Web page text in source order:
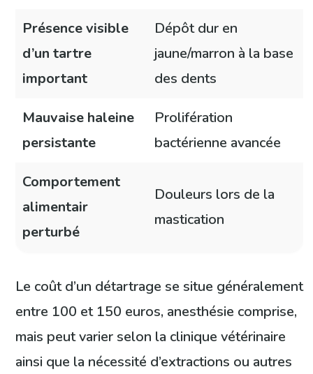
Présence visible
d’un tartre
important
Dépôt dur en
jaune/marron à la base
des dents
Mauvaise haleine
persistante
Prolifération
bactérienne avancée
Comportement
alimentair
perturbé
Douleurs lors de la
mastication
Le coût d’un détartrage se situe généralement
entre 100 et 150 euros, anesthésie comprise,
mais peut varier selon la clinique vétérinaire
ainsi que la nécessité d’extractions ou autres